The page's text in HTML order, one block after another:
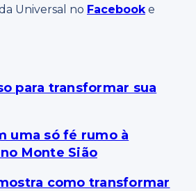
Universal no Facebooke
para transformar sua
uma só fé rumo à
Monte Sião
como transformar